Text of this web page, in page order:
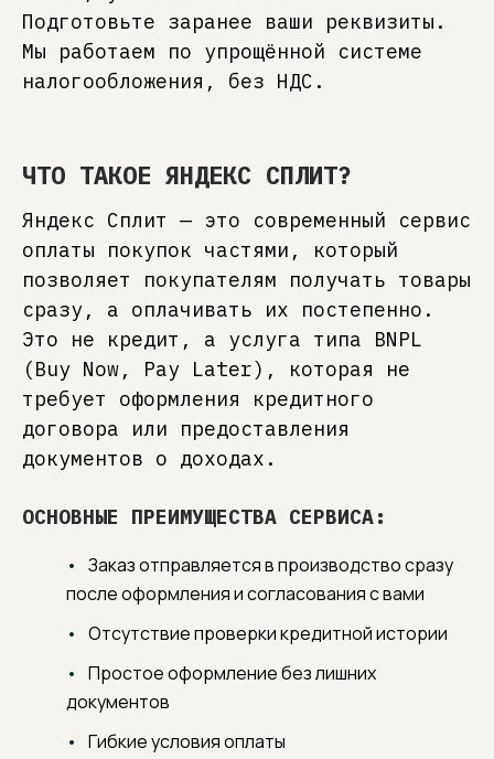
Подготовьте заранее ваши реквизиты.
Мы работаем по упрощённой системе
налогообложения, без НДС.
ЧТО ТАКОЕ ЯНДЕКС СПЛИТ?
Яндекс Сплит — это современный сервис
оплаты покупок частями, который
позволяет покупателям получать товары
сразу, а оплачивать их постепенно.
Это не кредит, а услуга типа BNPL
(Buy Now, Pay Later), которая не
требует оформления кредитного
договора или предоставления
документов о доходах.
ОСНОВНЫЕ ПРЕИМУЩЕСТВА СЕРВИСА:
Заказ отправляется в производство сразу
после оформления и согласования с вами
Отсутствие проверки кредитной истории
Простое оформление без лишних
документов
Гибкие условия оплаты
Мы перезвоним, согласуем
с вами вариант отделки
и передадим заказ
в производство
4
информацию для доставки и
оформите заказ
Перейдите в корзину, нажав на
иконку в верхнем правом углу и
перейдите к оформлению заказа
2